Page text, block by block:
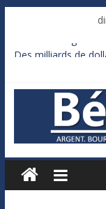
France : le
Des milliards de
Royaume-Uni :
Xavier Niel, le
Ruée des fortunes